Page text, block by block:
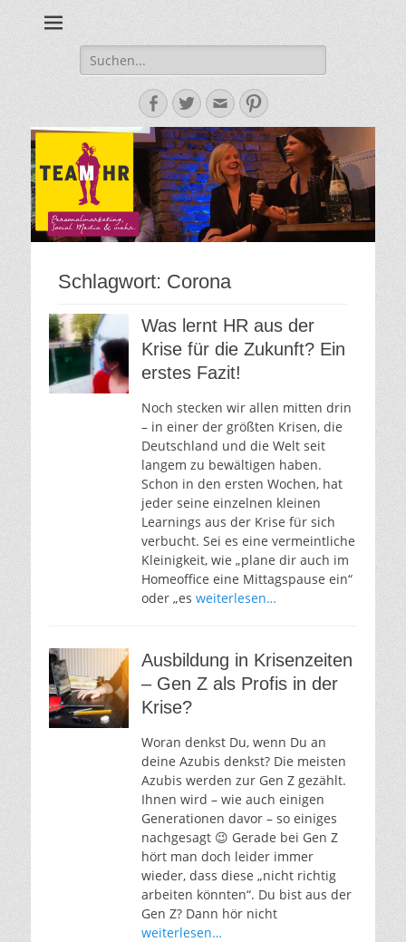
Blog
Suche
nach:
Facebook
Twitter
E-
Mail-
Adresse
Pinterest
Schlagwort: Corona
Was lernt HR aus der
Krise für die Zukunft? Ein
erstes Fazit!
Noch stecken wir allen mitten drin
– in einer der größten Krisen, die
Deutschland und die Welt seit
langem zu bewältigen haben.
Schon in den ersten Wochen, hat
jeder seine einzelnen kleinen
Learnings aus der Krise für sich
verbucht. Sei es eine vermeintliche
Kleinigkeit, wie „plane dir auch im
Homeoffice eine Mittagspause ein“
oder „es weiterlesen…
Ausbildung in Krisenzeiten
– Gen Z als Profis in der
Krise?
Woran denkst Du, wenn Du an
deine Azubis denkst? Die meisten
Azubis werden zur Gen Z gezählt.
Ihnen wird – wie auch einigen
Generationen davor – so einiges
nachgesagt 😉 Gerade bei Gen Z
hört man doch leider immer
wieder, dass diese „nicht richtig
arbeiten könnten“. Du bist aus der
Gen Z? Dann hör nicht
weiterlesen…